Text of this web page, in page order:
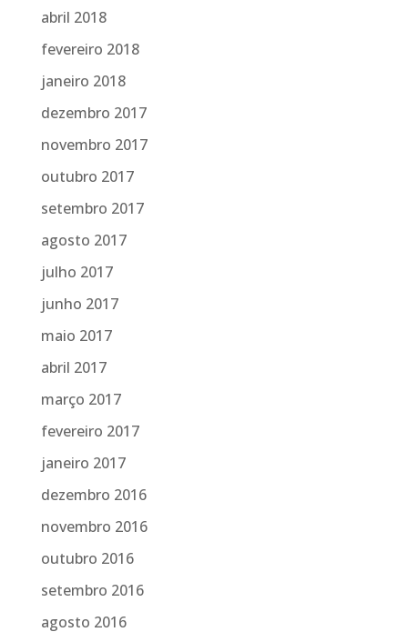
abril 2018
fevereiro 2018
janeiro 2018
dezembro 2017
novembro 2017
outubro 2017
setembro 2017
agosto 2017
julho 2017
junho 2017
maio 2017
abril 2017
março 2017
fevereiro 2017
janeiro 2017
dezembro 2016
novembro 2016
outubro 2016
setembro 2016
agosto 2016